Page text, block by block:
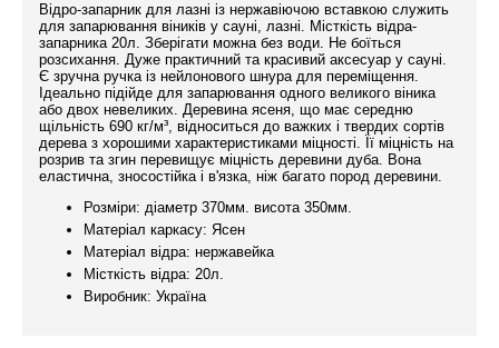
Відро-запарник для лазні із нержавіючою вставкою служить
для запарювання віників у сауні, лазні. Місткість відра-
запарника 20л. Зберігати можна без води. Не боїться
розсихання. Дуже практичний та красивий аксесуар у сауні.
Є зручна ручка із нейлонового шнура для переміщення.
Ідеально підійде для запарювання одного великого віника
або двох невеликих. Деревина ясеня, що має середню
щільність 690 кг/м³, відноситься до важких і твердих сортів
дерева з хорошими характеристиками міцності. Її міцність на
розрив та згин перевищує міцність деревини дуба. Вона
еластична, зносостійка і в'язка, ніж багато пород деревини.
Розміри: діаметр 370мм. висота 350мм.
Матеріал каркасу: Ясен
Матеріал відра: нержавейка
Місткість відра: 20л.
Виробник: Україна